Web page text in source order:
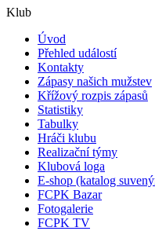
Klub
Úvod
Přehled událostí
Kontakty
Zápasy našich mužstev
Křížový rozpis zápasů
Statistiky
Tabulky
Hráči klubu
Realizační týmy
Klubová loga
E-shop (katalog
FCPK Bazar
Fotogalerie
FCPK TV